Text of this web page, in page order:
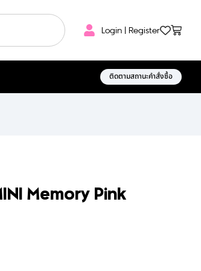
Login | Register
ติดตามสถานะคำสั่งซื้อ
Memory Pink